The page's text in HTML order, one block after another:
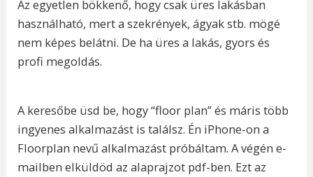
Az egyetlen bökkenő, hogy csak üres lakásban
használható, mert a szekrények, ágyak stb. mögé
nem képes belátni. De ha üres a lakás, gyors és
profi megoldás.
A keresőbe üsd be, hogy “floor plan” és máris több
ingyenes alkalmazást is találsz. Én iPhone-on a
Floorplan nevű alkalmazást próbáltam. A végén e-
mailben elküldöd az alaprajzot pdf-ben. Ezt az